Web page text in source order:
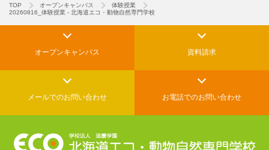
TOP オープンキャンパス
体験授業
20260816_体験授業 - 北海道エコ・動物自然専門学校
オープンキャンパス 資料請求
メールでのお問い合わせ お電話でのお問い合わせ